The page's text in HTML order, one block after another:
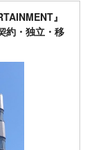
』
約・独立・移